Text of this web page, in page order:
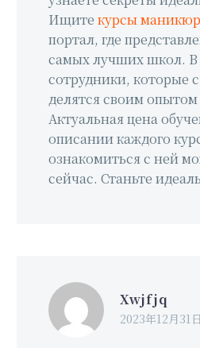
Ищите курсы
портал, где
самых лучших школ. В
сотрудники, которые
делятся своим
Актуальная цена
описании каждого
ознакомиться с ней
сейчас. Станьте
Xwjfjq
2023年12月31